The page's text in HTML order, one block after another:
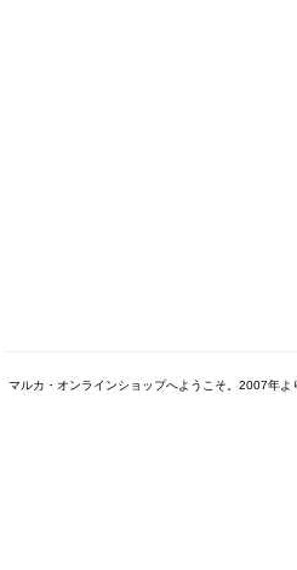
マルカ・オンラインショップへようこそ。2007年